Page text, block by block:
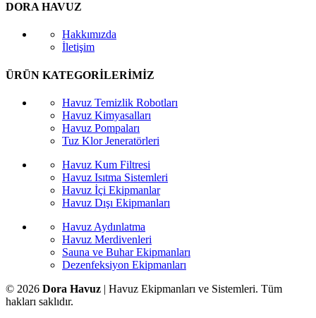
DORA HAVUZ
Hakkımızda
İletişim
ÜRÜN KATEGORİLERİMİZ
Havuz Temizlik Robotları
Havuz Kimyasalları
Havuz Pompaları
Tuz Klor Jeneratörleri
Havuz Kum Filtresi
Havuz Isıtma Sistemleri
Havuz İçi Ekipmanlar
Havuz Dışı Ekipmanları
Havuz Aydınlatma
Havuz Merdivenleri
Sauna ve Buhar Ekipmanları
Dezenfeksiyon Ekipmanları
© 2026 Dora Havuz | Havuz Ekipmanları ve Sistemleri. Tüm
hakları saklıdır.